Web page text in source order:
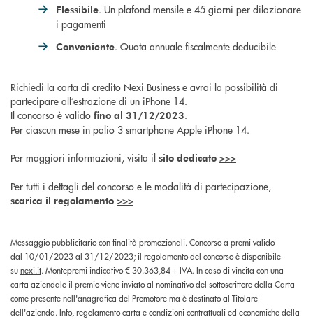
Flessibile. Un plafond mensile e 45 giorni per dilazionare
i pagamenti
Conveniente. Quota annuale fiscalmente deducibile
Richiedi la carta di credito Nexi Business e avrai la possibilità di
partecipare all’estrazione di un iPhone 14.
Il concorso è valido fino al 31/12/2023.
Per ciascun mese in palio 3 smartphone Apple iPhone 14.
Per maggiori informazioni, visita il sito dedicato >>>
Per tutti i dettagli del concorso e le modalità di partecipazione,
scarica il regolamento >>>
Messaggio pubblicitario con finalità promozionali. Concorso a premi valido
dal 10/01/2023 al 31/12/2023; il regolamento del concorso è disponibile
sunexi.it. Montepremi indicativo € 30.363,84 + IVA. In caso di vincita con una
carta aziendale il premio viene inviato al nominativo del sottoscrittore della Carta
come presente nell'anagrafica del Promotore ma è destinato al Titolare
dell'azienda. Info, regolamento carta e condizioni contrattuali ed economiche della